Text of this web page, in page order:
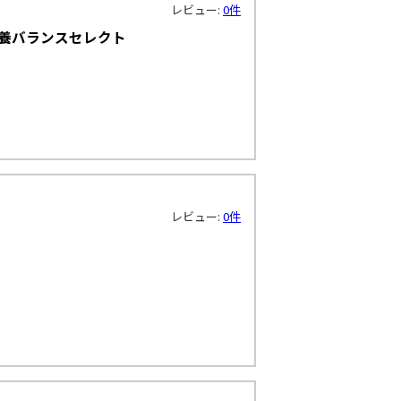
レビュー: 0件
バランスセレクト
レビュー: 0件